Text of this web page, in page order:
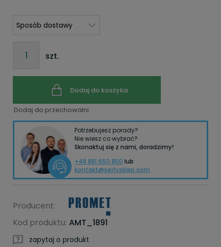
szt.
Dodaj do koszyka
Dodaj do przechowalni
Potrzebujesz porady?
Nie wiesz co wybrać?
Skonaktuj się z nami, doradzimy!
+48 881 650 850 lub
kontakt@sejfysklep.com
Producent:
Kod produktu: AMT_1891
zapytaj o produkt